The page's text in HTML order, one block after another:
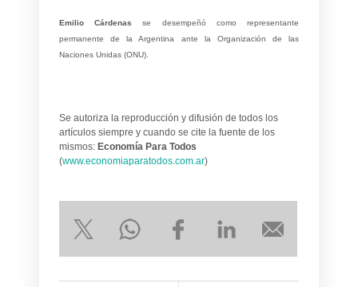
Emilio Cárdenas
se desempeñó como representante
permanente de la Argentina ante la Organización de las
Naciones Unidas (ONU).
Se autoriza la reproducción y difusión de todos los
artículos siempre y cuando se cite la fuente de los
mismos: Economía Para Todos
(www.economiaparatodos.com.ar)